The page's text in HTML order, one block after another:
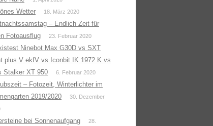
Wetter 18. März 2020
– Endlich Zeit für
Fotoausflug
23. Februar 2020
Ninebot Max G30D vs SXT
plus V ekfV vs Iconbit IK 1972 K vs
Stalker XT 950
6. Februar 2020
– Fotozeit, Winterlichter im
2019/2020
30. Dezember
bei Sonnenaufgang
28.